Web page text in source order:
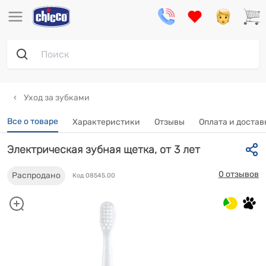
Уход за зубками
Все о товаре Характеристики Отзывы Оплата и
Электрическая зубная щетка, от 3 лет
Распродано Код 08545.00 0 отзывов